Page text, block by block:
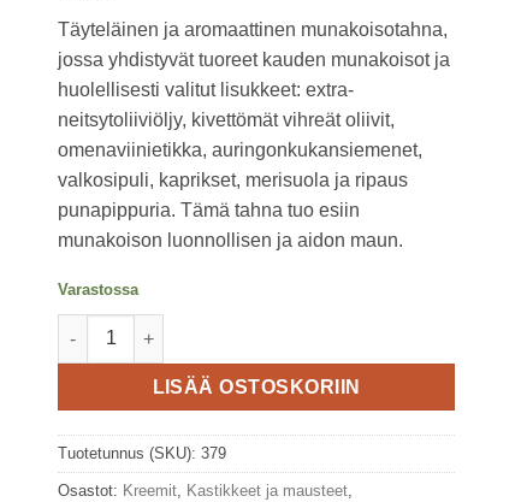
Täyteläinen ja aromaattinen munakoisotahna,
jossa yhdistyvät tuoreet kauden munakoisot ja
huolellisesti valitut lisukkeet: extra-
neitsytoliiviöljy, kivettömät vihreät oliivit,
omenaviinietikka, auringonkukansiemenet,
valkosipuli, kaprikset, merisuola ja ripaus
punapippuria. Tämä tahna tuo esiin
munakoison luonnollisen ja aidon maun.
Varastossa
Munakoisotahna 200g, La Madre Terra. Luomutuote määrä
LISÄÄ OSTOSKORIIN
Tuotetunnus (SKU): 379
Osastot: Kreemit, Kastikkeet ja mausteet,